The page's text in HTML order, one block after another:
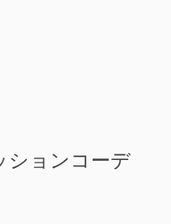
ションコーデ